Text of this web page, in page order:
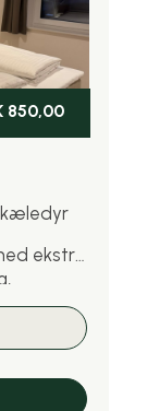
kæledyr
ekstra
ikke
850,00